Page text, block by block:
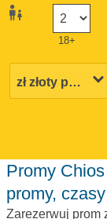
18+
Promy Chios do Samos/Vathi. Porównaj
promy,
Zarezerwuj prom